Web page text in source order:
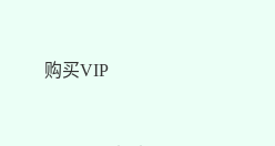
购买VIP